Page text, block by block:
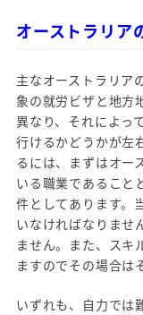
オーストラリア
主なオーストラリア
象の就労ビザと地方
異なり、それによっ
行けるかどうかが左
るには、まずはオー
いる職業であること
件としてあります。
いなければなりませ
ません。また、スキ
ますのでその場合は
いずれも、自力では